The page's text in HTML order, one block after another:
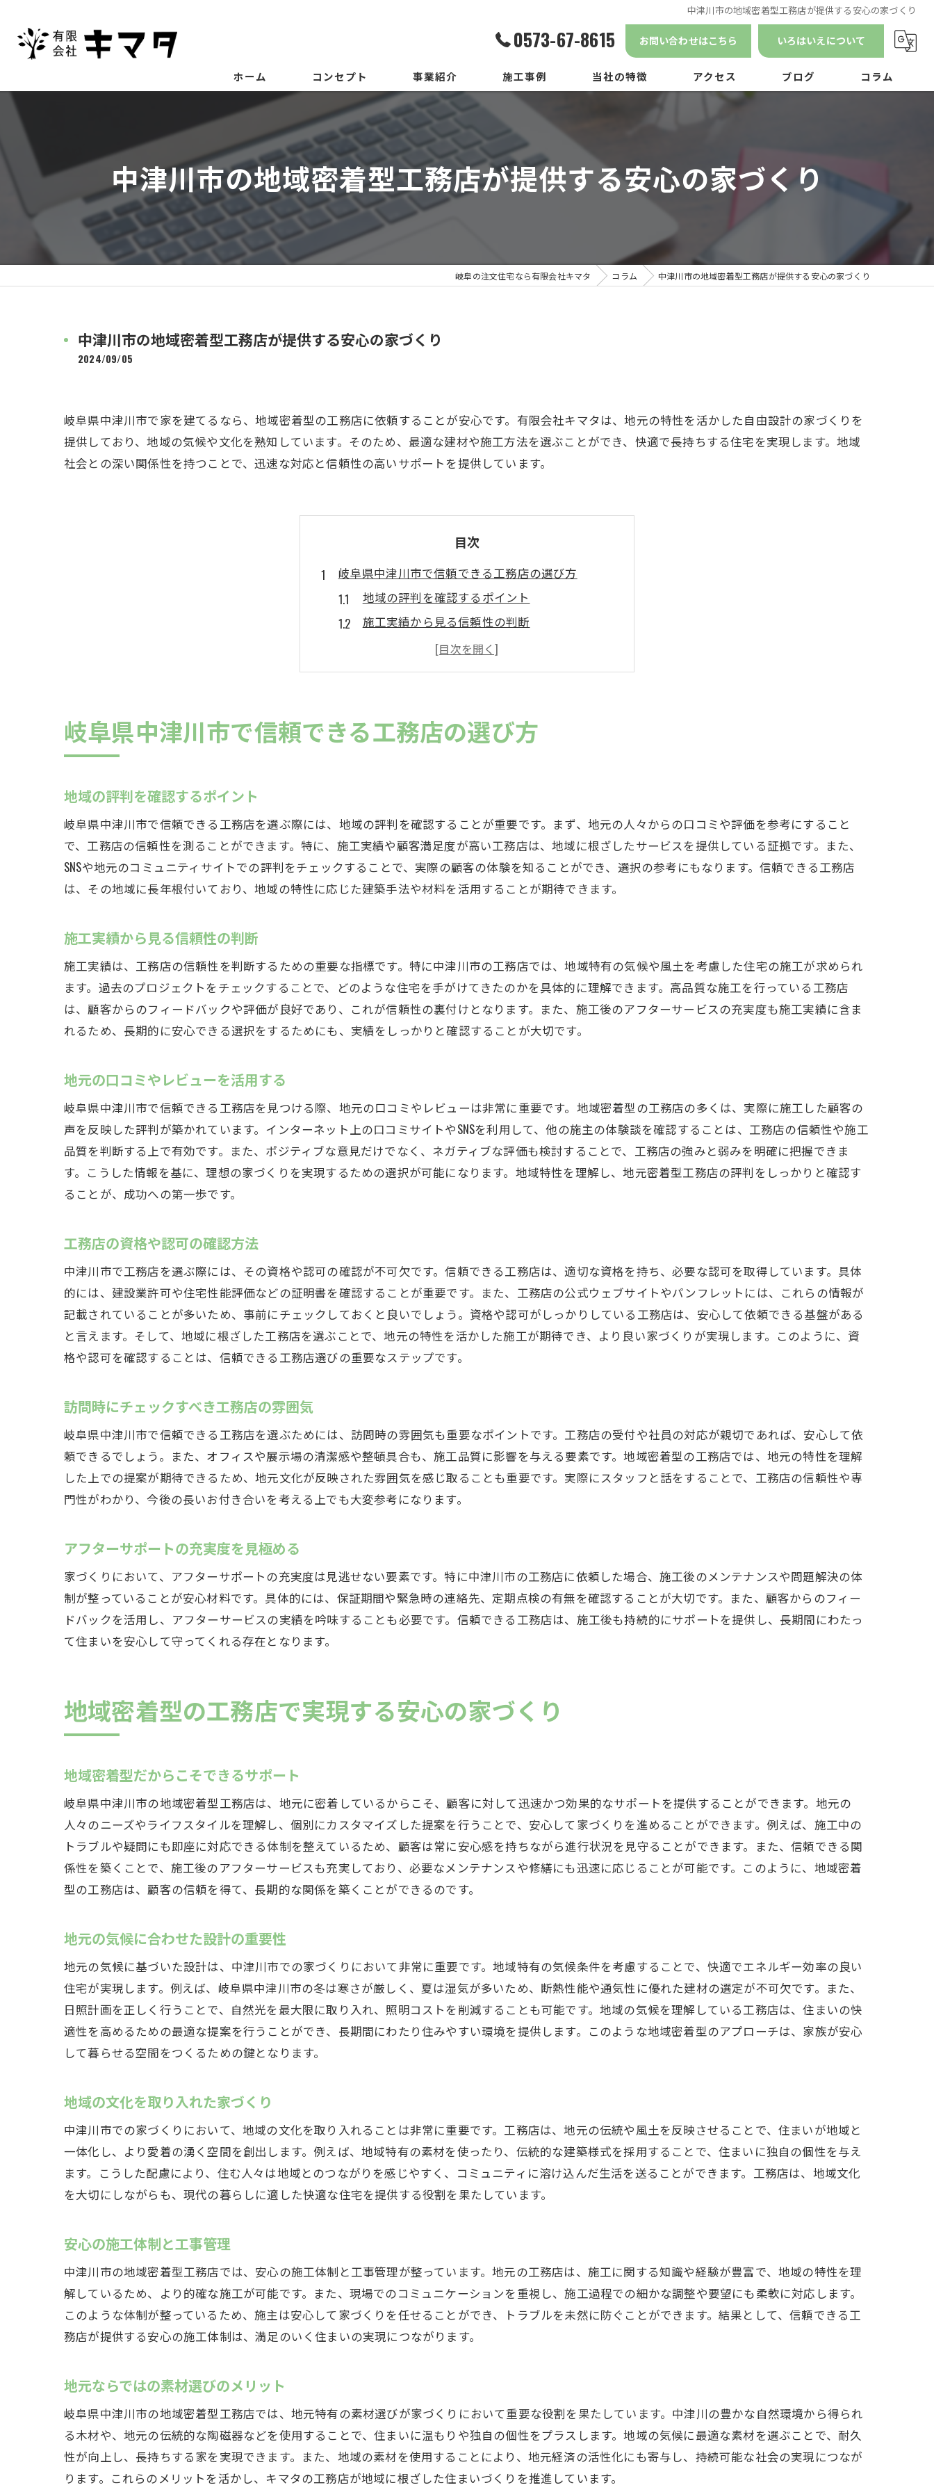
中津川市の地域密着型工務店が提供する安心の家づくり
0573-67-8615 お問い合わせはこちら いろはいえについて
ホーム コンセプト 事業紹介
家造りまでの流れ
いろはいえの選び方
地震保証付住宅とは
施工事例 当社の特徴
デザイン
施工
アクセス ブログ コラム
中津川市の地域密着型工務店が提供する安心の家づくり
岐阜の注文住宅なら有限会社キマタ コラム 中津川市の地域密着型工務店が提供する安心の家づくり
中津川市の地域密着型工務店が提供する安心の家づくり
2024/09/05
岐阜県中津川市で家を建てるなら、地域密着型の工務店に依頼することが安心です。有限会社キマタは、地元の特性を活かした自由設計の家づくりを
提供しており、地域の気候や文化を熟知しています。そのため、最適な建材や施工方法を選ぶことができ、快適で長持ちする住宅を実現します。地域
社会との深い関係性を持つことで、迅速な対応と信頼性の高いサポートを提供しています。
目次
岐阜県中津川市で信頼できる工務店の選び方
地域の評判を確認するポイント
施工実績から見る信頼性の判断
地元の口コミやレビューを活用する
工務店の資格や認可の確認方法
アフターサポートの充実度を見極める
地域密着型の工務店で実現する安心の家づくり
地域の文化を取り入れた家づくり
安心の施工体制と工事管理
地元ならではの素材選びのメリット
お客様とのコミュニケーションの大切さ
お客様の要望に応じたカスタマイズの提案
地元の特性を活かしたデザインの実例
施工前の詳細なヒアリングとプランニング
環境に配慮した自由設計のポイント
中津川市特有の気候を理解する
気候に適した建材の選び方
施工時期と気候の関係
断熱性と耐久性を高める施工技術
地域コミュニティとの連携
地元イベントへの参加と協力
お客様との長期的な関係構築
地域の職人とのネットワーク
緊急時の迅速な対応力
施工中のトラブル対応能力
信頼性を高める透明な料金設定
顧客満足度を上げるサービスの充実
地元密着型の工務店が創る快適で長持ちする家
長持ちする家を建てるためのポイント
居住後のメンテナンスとサポート
施工中の定期的な進捗報告
引き渡し後のアフターサービス
保証内容とその範囲について
定期点検とメンテナンスの重要性
岐阜県中津川市で信頼できる工務店の選び方
地域の評判を確認するポイント
岐阜県中津川市で信頼できる工務店を選ぶ際には、地域の評判を確認することが重要です。まず、地元の人々からの口コミや評価を参考にすること
で、工務店の信頼性を測ることができます。特に、施工実績や顧客満足度が高い工務店は、地域に根ざしたサービスを提供している証拠です。また、
SNSや地元のコミュニティサイトでの評判をチェックすることで、実際の顧客の体験を知ることができ、選択の参考にもなります。信頼できる工務店
は、その地域に長年根付いており、地域の特性に応じた建築手法や材料を活用することが期待できます。
施工実績から見る信頼性の判断
施工実績は、工務店の信頼性を判断するための重要な指標です。特に中津川市の工務店では、地域特有の気候や風土を考慮した住宅の施工が求められ
ます。過去のプロジェクトをチェックすることで、どのような住宅を手がけてきたのかを具体的に理解できます。高品質な施工を行っている工務店
は、顧客からのフィードバックや評価が良好であり、これが信頼性の裏付けとなります。また、施工後のアフターサービスの充実度も施工実績に含ま
れるため、長期的に安心できる選択をするためにも、実績をしっかりと確認することが大切です。
地元の口コミやレビューを活用する
岐阜県中津川市で信頼できる工務店を見つける際、地元の口コミやレビューは非常に重要です。地域密着型の工務店の多くは、実際に施工した顧客の
声を反映した評判が築かれています。インターネット上の口コミサイトやSNSを利用して、他の施主の体験談を確認することは、工務店の信頼性や施工
品質を判断する上で有効です。また、ポジティブな意見だけでなく、ネガティブな評価も検討することで、工務店の強みと弱みを明確に把握できま
す。こうした情報を基に、理想の家づくりを実現するための選択が可能になります。地域特性を理解し、地元密着型工務店の評判をしっかりと確認す
ることが、成功への第一歩です。
工務店の資格や認可の確認方法
中津川市で工務店を選ぶ際には、その資格や認可の確認が不可欠です。信頼できる工務店は、適切な資格を持ち、必要な認可を取得しています。具体
的には、建設業許可や住宅性能評価などの証明書を確認することが重要です。また、工務店の公式ウェブサイトやパンフレットには、これらの情報が
記載されていることが多いため、事前にチェックしておくと良いでしょう。資格や認可がしっかりしている工務店は、安心して依頼できる基盤がある
と言えます。そして、地域に根ざした工務店を選ぶことで、地元の特性を活かした施工が期待でき、より良い家づくりが実現します。このように、資
格や認可を確認することは、信頼できる工務店選びの重要なステップです。
訪問時にチェックすべき工務店の雰囲気
岐阜県中津川市で信頼できる工務店を選ぶためには、訪問時の雰囲気も重要なポイントです。工務店の受付や社員の対応が親切であれば、安心して依
頼できるでしょう。また、オフィスや展示場の清潔感や整頓具合も、施工品質に影響を与える要素です。地域密着型の工務店では、地元の特性を理解
した上での提案が期待できるため、地元文化が反映された雰囲気を感じ取ることも重要です。実際にスタッフと話をすることで、工務店の信頼性や専
門性がわかり、今後の長いお付き合いを考える上でも大変参考になります。
アフターサポートの充実度を見極める
家づくりにおいて、アフターサポートの充実度は見逃せない要素です。特に中津川市の工務店に依頼した場合、施工後のメンテナンスや問題解決の体
制が整っていることが安心材料です。具体的には、保証期間や緊急時の連絡先、定期点検の有無を確認することが大切です。また、顧客からのフィー
ドバックを活用し、アフターサービスの実績を吟味することも必要です。信頼できる工務店は、施工後も持続的にサポートを提供し、長期間にわたっ
て住まいを安心して守ってくれる存在となります。
地域密着型の工務店で実現する安心の家づくり
地域密着型だからこそできるサポート
岐阜県中津川市の地域密着型工務店は、地元に密着しているからこそ、顧客に対して迅速かつ効果的なサポートを提供することができます。地元の
人々のニーズやライフスタイルを理解し、個別にカスタマイズした提案を行うことで、安心して家づくりを進めることができます。例えば、施工中の
トラブルや疑問にも即座に対応できる体制を整えているため、顧客は常に安心感を持ちながら進行状況を見守ることができます。また、信頼できる関
係性を築くことで、施工後のアフターサービスも充実しており、必要なメンテナンスや修繕にも迅速に応じることが可能です。このように、地域密着
型の工務店は、顧客の信頼を得て、長期的な関係を築くことができるのです。
地元の気候に合わせた設計の重要性
地元の気候に基づいた設計は、中津川市での家づくりにおいて非常に重要です。地域特有の気候条件を考慮することで、快適でエネルギー効率の良い
住宅が実現します。例えば、岐阜県中津川市の冬は寒さが厳しく、夏は湿気が多いため、断熱性能や通気性に優れた建材の選定が不可欠です。また、
日照計画を正しく行うことで、自然光を最大限に取り入れ、照明コストを削減することも可能です。地域の気候を理解している工務店は、住まいの快
適性を高めるための最適な提案を行うことができ、長期間にわたり住みやすい環境を提供します。このような地域密着型のアプローチは、家族が安心
して暮らせる空間をつくるための鍵となります。
地域の文化を取り入れた家づくり
中津川市での家づくりにおいて、地域の文化を取り入れることは非常に重要です。工務店は、地元の伝統や風土を反映させることで、住まいが地域と
一体化し、より愛着の湧く空間を創出します。例えば、地域特有の素材を使ったり、伝統的な建築様式を採用することで、住まいに独自の個性を与え
ます。こうした配慮により、住む人々は地域とのつながりを感じやすく、コミュニティに溶け込んだ生活を送ることができます。工務店は、地域文化
を大切にしながらも、現代の暮らしに適した快適な住宅を提供する役割を果たしています。
安心の施工体制と工事管理
中津川市の地域密着型工務店では、安心の施工体制と工事管理が整っています。地元の工務店は、施工に関する知識や経験が豊富で、地域の特性を理
解しているため、より的確な施工が可能です。また、現場でのコミュニケーションを重視し、施工過程での細かな調整や要望にも柔軟に対応します。
このような体制が整っているため、施主は安心して家づくりを任せることができ、トラブルを未然に防ぐことができます。結果として、信頼できる工
務店が提供する安心の施工体制は、満足のいく住まいの実現につながります。
地元ならではの素材選びのメリット
岐阜県中津川市の地域密着型工務店では、地元特有の素材選びが家づくりにおいて重要な役割を果たしています。中津川の豊かな自然環境から得られ
る木材や、地元の伝統的な陶磁器などを使用することで、住まいに温もりや独自の個性をプラスします。地域の気候に最適な素材を選ぶことで、耐久
性が向上し、長持ちする家を実現できます。また、地域の素材を使用することにより、地元経済の活性化にも寄与し、持続可能な社会の実現につなが
ります。これらのメリットを活かし、キマタの工務店が地域に根ざした住まいづくりを推進しています。